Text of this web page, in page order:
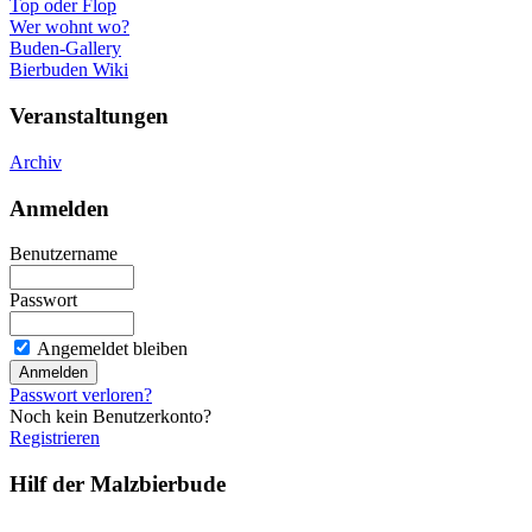
Top oder Flop
Wer wohnt wo?
Buden-Gallery
Bierbuden Wiki
Veranstaltungen
Archiv
Anmelden
Benutzername
Passwort
Angemeldet bleiben
Passwort verloren?
Noch kein Benutzerkonto?
Registrieren
Hilf der Malzbierbude